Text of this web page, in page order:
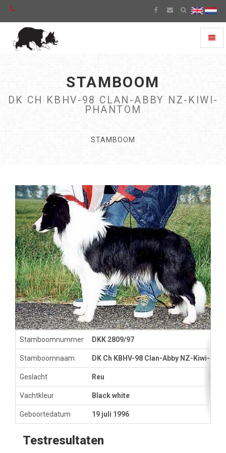
STAMBOOM
DK CH KBHV-98 CLAN-ABBY NZ-KIWI-
PHANTOM
STAMBOOM
Stamboomnummer DKK 2809/97
Stamboomnaam DK Ch KBHV-98 Clan-Abby NZ-Kiwi-
Geslacht Reu
Vachtkleur Black white
Geboortedatum 19 juli 1996
Testresultaten